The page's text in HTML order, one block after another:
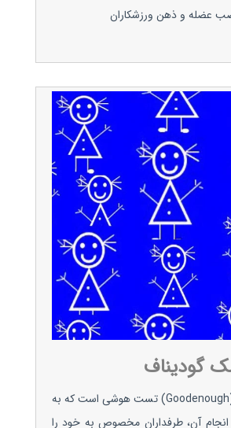
عضله و ذهن ورزشکاران
گودیناف
آدمک گودیناف (Goodenough) تست هوشی است که به
آن، طرفداران مخصوص به خود را